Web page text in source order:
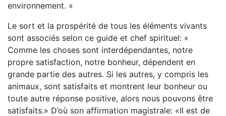
environnement. »
Le sort et la prospérité de tous les éléments vivants
sont associés selon ce guide et chef spirituel: «
Comme les choses sont interdépendantes, notre
propre satisfaction, notre bonheur, dépendent en
grande partie des autres. Si les autres, y compris les
animaux, sont satisfaits et montrent leur bonheur ou
toute autre réponse positive, alors nous pouvons être
satisfaits.» D’où son affirmation magistrale: «Il est de